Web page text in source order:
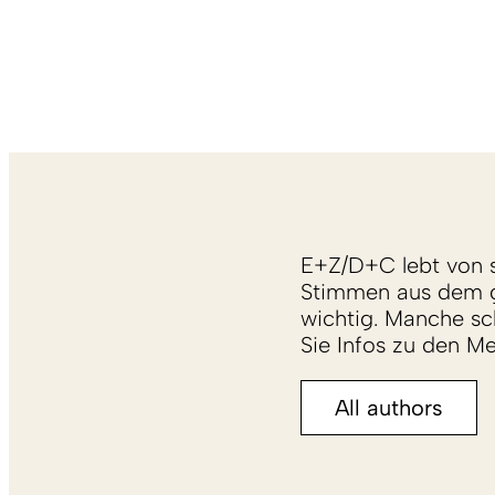
E+Z/D+C lebt von
Stimmen aus dem
wichtig. Manche
Sie Infos zu den
All authors